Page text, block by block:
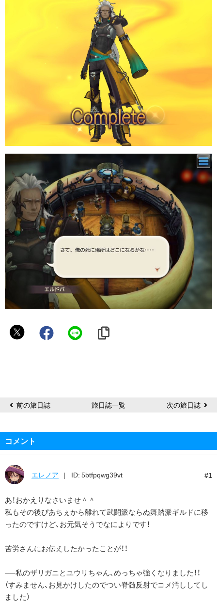
苦
前の旅日誌 旅日誌一覧 次の旅日誌
コメント
1
エレノア ID: 5btfpqwg39vt
あ！おかえりなさいませ＾＾
私もその後ぴあちぇから離れて武闘派ならぬ舞踏派ギルドに移
ったのですけど、お元気そうでなによりです！
苦労さんにお伝えしたかったことが！！
──私のザリガニとユウリちゃん、めっちゃ強くなりました！！
（すみません、お見かけしたのでつい脊髄反射でコメ汚ししてし
ました）